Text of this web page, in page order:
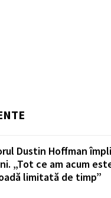
Dustin Hoffman
„Tot ce am acum
limitată de timp”